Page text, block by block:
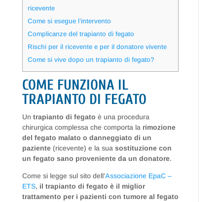
ricevente
Come si esegue l’intervento
Complicanze del trapianto di fegato
Rischi per il ricevente e per il donatore vivente
Come si vive dopo un trapianto di fegato?
COME FUNZIONA IL
TRAPIANTO DI FEGATO
Un trapianto di fegato è una procedura
chirurgica complessa che comporta la rimozione
del fegato malato o danneggiato di un
paziente(ricevente) e la sua sostituzione con
un fegato sano proveniente da un donatore.
Come si legge sul sito dell’Associazione EpaC –
ETS, il trapianto di fegato è il miglior
trattamento per i pazienti con tumore al fegato